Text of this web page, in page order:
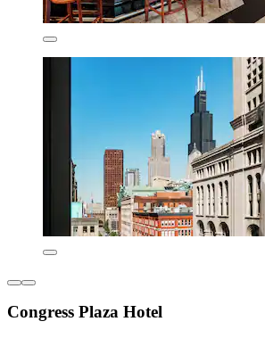
Congress Plaza Hotel